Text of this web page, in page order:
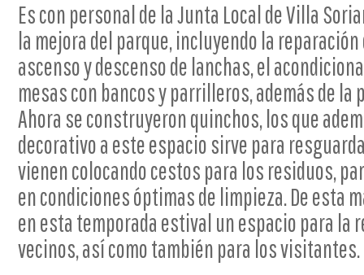
Es con personal de la Junta Local de Villa
la mejora del parque, incluyendo la
ascenso y descenso de lanchas, el
mesas con bancos y parrilleros, además de
Ahora se construyeron quinchos, los que
decorativo a este espacio sirve para
vienen colocando cestos para los residuos,
en condiciones óptimas de limpieza. De esta
en esta temporada estival un espacio para la
vecinos, así como también para los visitantes.